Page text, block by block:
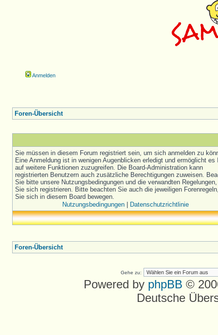
Anmelden
Foren-Übersicht
Sie müssen in diesem Forum registriert sein, um sich anmelden zu
Eine Anmeldung ist in wenigen Augenblicken erledigt und ermöglicht es
auf weitere Funktionen zuzugreifen. Die Board-Administration kann
registrierten Benutzern auch zusätzliche Berechtigungen zuweisen.
Sie bitte unsere Nutzungsbedingungen und die verwandten
Sie sich registrieren. Bitte beachten Sie auch die jeweiligen
Sie sich in diesem Board bewegen.
Nutzungsbedingungen| Datenschutzrichtlinie
Foren-Übersicht
Gehe zu:
Powered by phpBB ©
Deutsche